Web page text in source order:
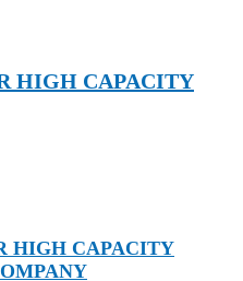
HIGH CAPACITY